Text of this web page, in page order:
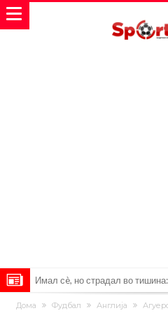
Имал сè, но страдал во
мрачна тајна на фудбалот
Објавени детали: Дали
Дома Фудбал Англија